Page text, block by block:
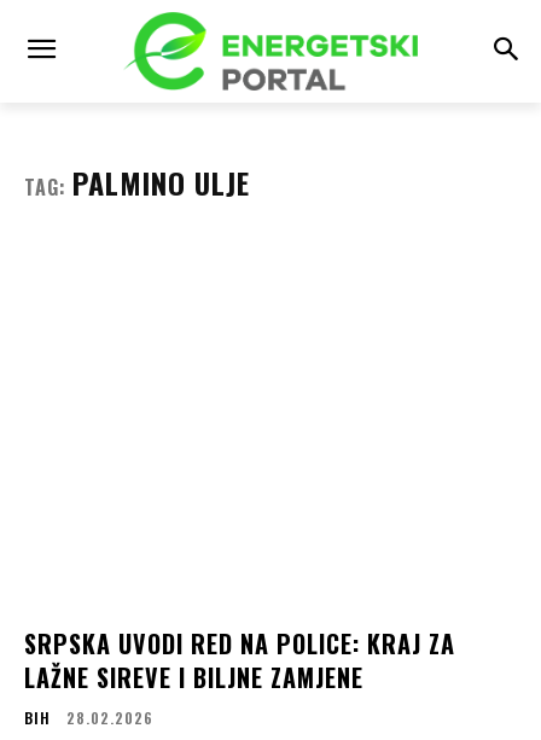
TAG: PALMINO ULJE
SRPSKA UVODI RED NA POLICE: KRAJ ZA
LAŽNE SIREVE I BILJNE ZAMJENE
BIH 28.02.2026